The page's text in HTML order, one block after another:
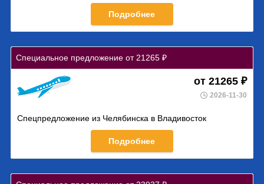
Подробнее
Специальное предложение от 21265 ₽
от 21265 ₽
2026-11-30
Спецпредложение из Челябинска в Владивосток
Подробнее